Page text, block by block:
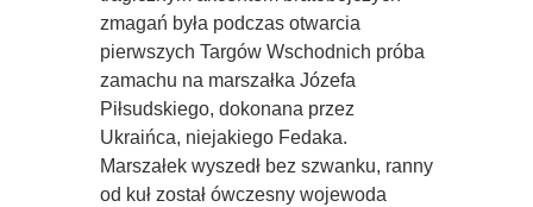
zmagań była podczas otwarcia
pierwszych Targów Wschodnich próba
zamachu na marszałka Józefa
Piłsudskiego, dokonana przez
Ukraińca, niejakiego Fedaka.
Marszałek wyszedł bez szwanku, ranny
od kuł został ówczesny wojewoda